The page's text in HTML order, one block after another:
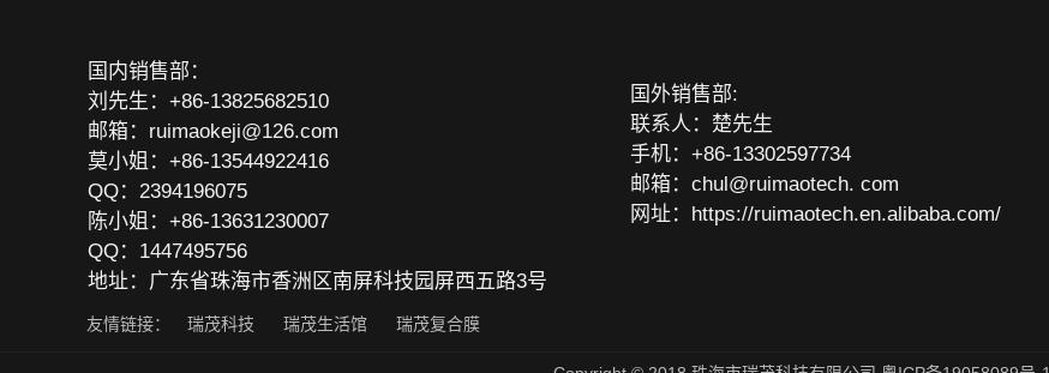
国内销售部：
刘先生：+86-13825682510
邮箱：ruimaokeji@126.com
莫小姐：+86-13544922416
QQ：2394196075
陈小姐：+86-13631230007
QQ：1447495756
地址：广东省珠海市香洲区南屏科技园屏西五路3号
国外销售部:
联系人：楚先生
手机：+86-13302597734
邮箱：chul@ruimaotech. com
网址： https://ruimaotech.en.alibaba.com/
友情链接： 瑞茂科技 瑞茂生活馆 瑞茂复合膜